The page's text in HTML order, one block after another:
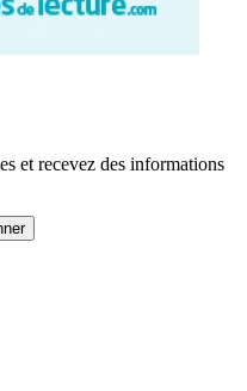
et recevez des informations